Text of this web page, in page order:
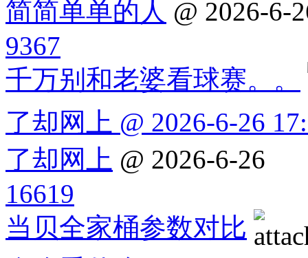
简简单单的人 @ 2026-6-
9367
千万别和老婆看球赛。。
了却网上 @ 2026-6-26
了却网上 @ 2026-6-26
16619
当贝全家桶参数对比